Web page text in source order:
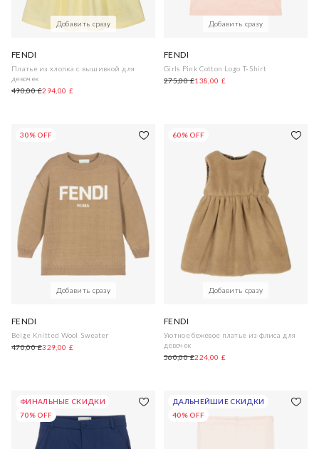
Добавить сразу
FENDI
Платье из хлопка с вышивкой для
девочек
490,00 £294,00 £
Добавить сразу
FENDI
Girls Pink Cotton Logo T-Shirt
275,00 £138,00 £
30% OFF
Добавить сразу
FENDI
Beige Knitted Wool Sweater
470,00 £329,00 £
60% OFF
Добавить сразу
FENDI
Уютное бежевое платье из флиса для
девочек
560,00 £224,00 £
ФИНАЛЬНЫЕ СКИДКИ
70% OFF
ДАЛЬНЕЙШИЕ СКИДКИ
40% OFF